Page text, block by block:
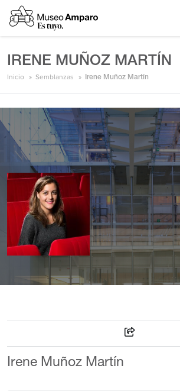
IRENE MUÑOZ MARTÍN
Inicio Semblanzas Irene Muñoz Martín
Irene Muñoz Martín